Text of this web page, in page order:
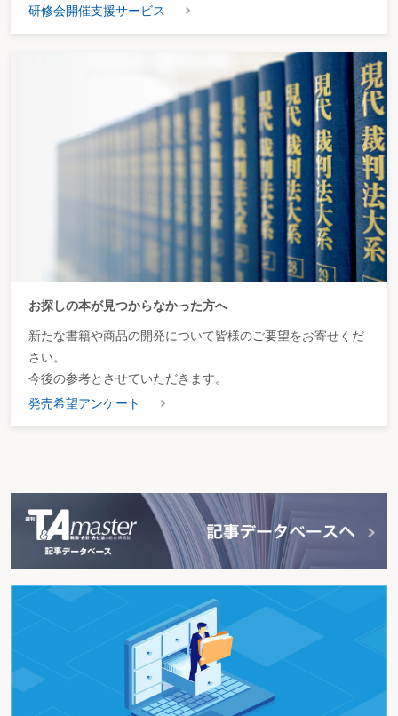
研修会開催支援サービス
お探しの本が見つからなかった方へ
新たな書籍や商品の開発について皆様のご要望をお寄せくだ
さい。
今後の参考とさせていただきます。
発売希望アンケート